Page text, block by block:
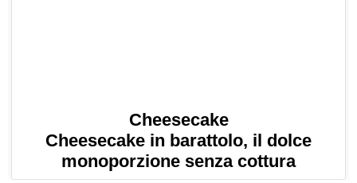
Cheesecake
Cheesecake in barattolo, il dolce
monoporzione senza cottura